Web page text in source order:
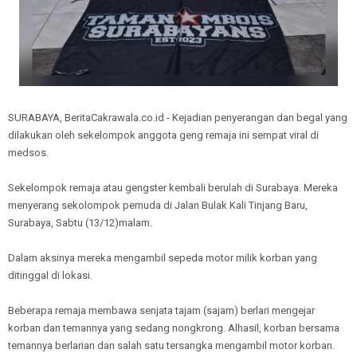
SURABAYA, BeritaCakrawala.co.id - Kejadian penyerangan dan begal yang
dilakukan oleh sekelompok anggota geng remaja ini sempat viral di
medsos.
Sekelompok remaja atau gengster kembali berulah di Surabaya. Mereka
menyerang sekolompok pemuda di Jalan Bulak Kali Tinjang Baru,
Surabaya, Sabtu (13/12)malam.
Dalam aksinya mereka mengambil sepeda motor milik korban yang
ditinggal di lokasi.
Beberapa remaja membawa senjata tajam (sajam) berlari mengejar
korban dan temannya yang sedang nongkrong. Alhasil, korban bersama
temannya berlarian dan salah satu tersangka mengambil motor korban.